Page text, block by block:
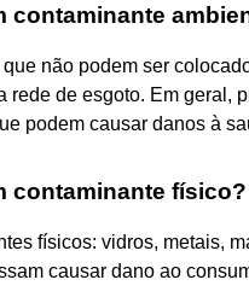
contaminante
não podem ser
rede de esgoto. Em geral,
podem causar danos à
contaminante físico?
físicos: vidros, metais,
causar dano ao